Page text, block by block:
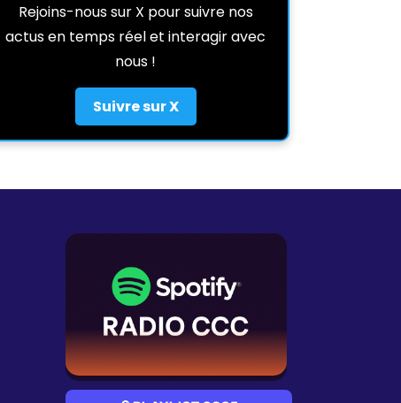
Rejoins-nous sur X pour suivre nos
actus en temps réel et interagir avec
nous !
Suivre sur X